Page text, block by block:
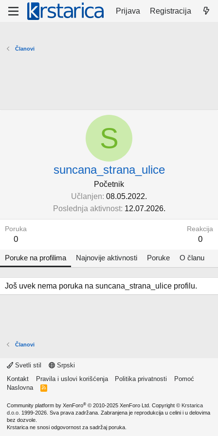
Prijava Registracija
Članovi
S
suncana_strana_ulice
Početnik
Učlanjen 08.05.2022.
Poslednja aktivnost 12.07.2026.
Poruka
0
Reakcija
0
Poruke na profilima Najnovije aktivnosti Poruke O članu
Još uvek nema poruka na suncana_strana_ulice profilu.
Članovi
Svetli stil
Srpski
Kontakt
Pravila i uslovi korišćenja Politika privatnosti
Pomoć
Naslovna
R
Community platform by XenForo® © 2010-2025 XenForo Ltd. Copyright © Krstarica
d.o.o. 1999-2026. Sva prava zadržana. Zabranjena je reprodukcija u celini i u delovima
bez dozvole.
Krstarica ne snosi odgovornost za sadržaj poruka.